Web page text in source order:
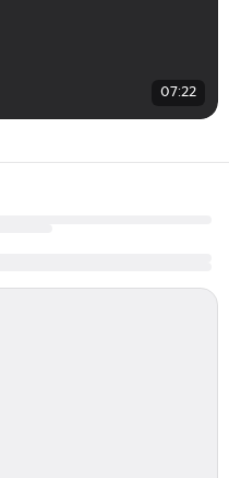
07:22